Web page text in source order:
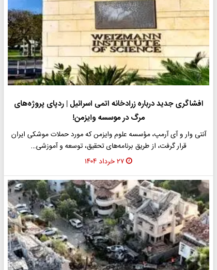
افشاگری جدید درباره زرادخانه اتمی اسرائیل | ردپای پروژه‌های
مرگ در موسسه وایزمن!
آنتی وار و آی آرمپ، مؤسسه علوم وایزمن که مورد حملات موشکی ایران
قرار گرفت، از طریق برنامه‌های تحقیق، توسعه و آموزشی…
۲۷ خرداد ۱۴۰۴